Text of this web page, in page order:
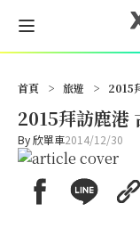
首頁 > 旅遊 > 2015
2015拜訪鹿港
By欣單車2014/12/30